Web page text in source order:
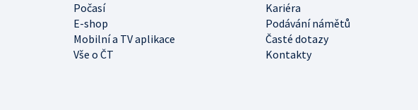
Počasí
Kariéra
E-shop
Podávání námětů
Mobilní a TV aplikace
Časté dotazy
Vše o ČT
Kontakty